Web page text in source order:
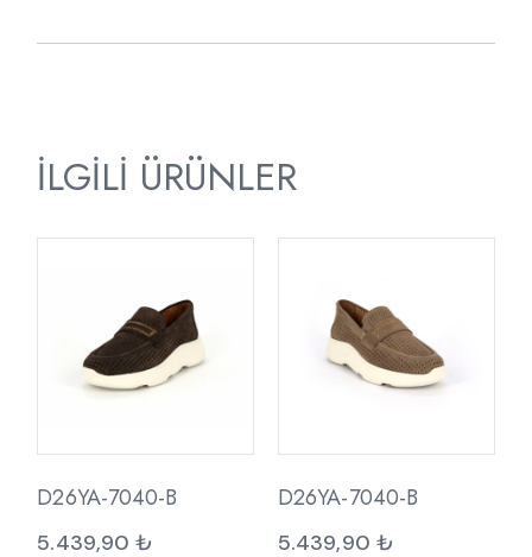
İLGILI ÜRÜNLER
D26YA-7040-B
5.439,90₺
D26YA-7040-B
5.439,90 ₺